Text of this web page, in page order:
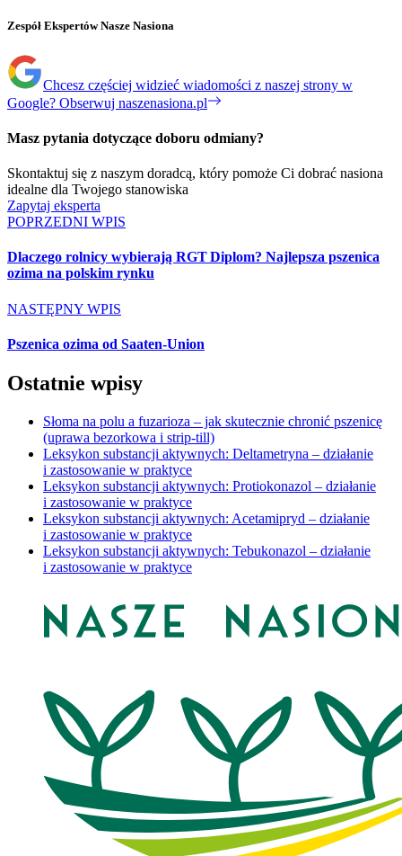
Zespół Ekspertów Nasze Nasiona
Chcesz częściej widzieć wiadomości z naszej strony w
Google? Obserwuj naszenasiona.pl
Masz pytania dotyczące doboru odmiany?
Skontaktuj się z naszym doradcą, który pomoże Ci dobrać nasiona
idealne dla Twojego stanowiska
Zapytaj eksperta
POPRZEDNI WPIS
Dlaczego rolnicy wybierają RGT Diplom? Najlepsza pszenica
ozima na polskim rynku
NASTĘPNY WPIS
Pszenica ozima od Saaten-Union
Ostatnie wpisy
Słoma na polu a fuzarioza – jak skutecznie chronić pszenicę
(uprawa bezorkowa i strip-till)
Leksykon substancji aktywnych: Deltametryna – działanie
i zastosowanie w praktyce
Leksykon substancji aktywnych: Protiokonazol – działanie
i zastosowanie w praktyce
Leksykon substancji aktywnych: Acetamipryd – działanie
i zastosowanie w praktyce
Leksykon substancji aktywnych: Tebukonazol – działanie
i zastosowanie w praktyce